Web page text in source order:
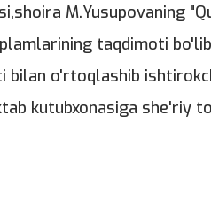
M.Yusupovaning
taqdimoti
bilan o'rtoqlashib
kutubxonasiga she'riy